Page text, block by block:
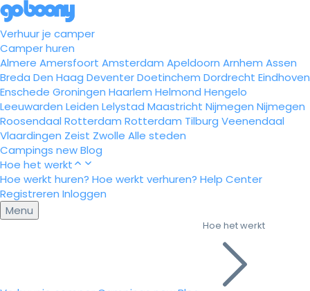
Verhuur je camper
Camper huren
Almere Amersfoort Amsterdam Apeldoorn Arnhem Assen
Breda Den Haag DeventerDoetinchem Dordrecht Eindhoven
Enschede Groningen Haarlem Helmond Hengelo
Leeuwarden Leiden Lelystad Maastricht Nijmegen Nijmegen
Roosendaal Rotterdam Rotterdam Tilburg Veenendaal
Vlaardingen Zeist Zwolle Alle steden
Campings newBlog
Hoe het werkt
Hoe werkt huren? Hoe werkt verhuren? Help Center
Registreren Inloggen
Menu
Hoe het werkt